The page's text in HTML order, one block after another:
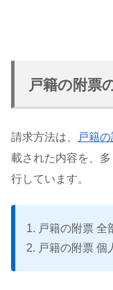
戸籍の附票
請求方法は、 戸籍
載された内容を、
行しています。
1. 戸籍の附票 全
2. 戸籍の附票 個